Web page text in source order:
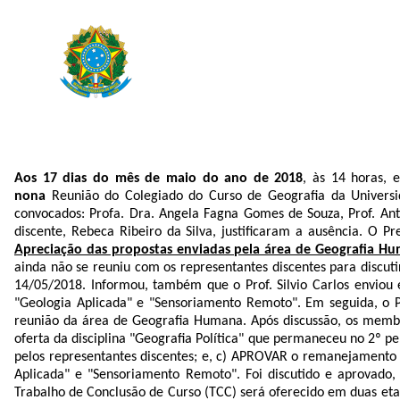
Aos 17 dias do mês de maio do ano de 2018, às 14 horas,
nona Reunião do Colegiado do Curso de Geografia da
convocados: Profa. Dra. Angela Fagna Gomes de Souza, Prof.
discente, Rebeca Ribeiro da Silva, justificaram a ausência. O
Apreciação das propostas enviadas pela área de Geografia
ainda não se reuniu com os representantes discentes para
14/05/2018. Informou, também que o Prof. Silvio Carlos
"Geologia Aplicada" e "Sensoriamento Remoto". Em seguida,
reunião da área de Geografia Humana. Após discussão, os
oferta da disciplina "Geografia Política" que permaneceu no 2º
pelos representantes discentes; e, c) APROVAR o
Aplicada" e "Sensoriamento Remoto". Foi discutido e
Trabalho de Conclusão de Curso (TCC) será oferecido em duas